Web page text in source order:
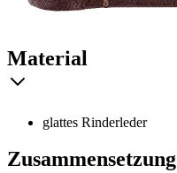
Material
glattes Rinderleder
Zusammensetzung